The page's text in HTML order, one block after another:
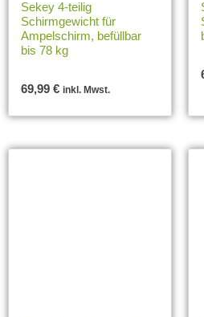
Sekey 4-teilig
Schirmgewicht für
Ampelschirm, befüllbar
bis 78 kg
69,99 € inkl. Mwst.